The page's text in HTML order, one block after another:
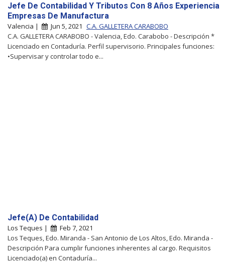
Jefe De Contabilidad Y Tributos Con 8 Años Experiencia
Empresas De Manufactura
Valencia | Jun 5, 2021 C.A. GALLETERA CARABOBO
C.A. GALLETERA CARABOBO - Valencia, Edo. Carabobo - Descripción *
Licenciado en Contaduría. Perfil supervisorio. Principales funciones:
•Supervisar y controlar todo e...
Jefe(A) De Contabilidad
Los Teques |
Feb 7, 2021
Los Teques, Edo. Miranda - San Antonio de Los Altos, Edo. Miranda -
Descripción Para cumplir funciones inherentes al cargo. Requisitos
Licenciado(a) en Contaduría...